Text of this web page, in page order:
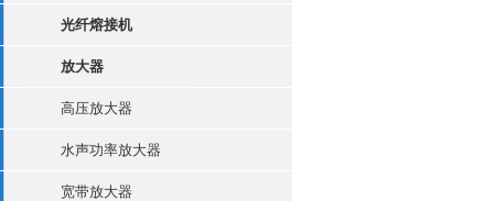
光纤熔接机
放大器
高压放大器
水声功率放大器
宽带放大器